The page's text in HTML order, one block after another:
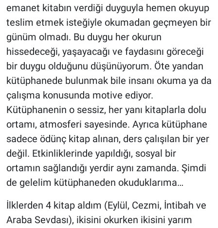
emanet kitabın verdiği duyguyla hemen okuyup
teslim etmek isteğiyle okumadan geçmeyen bir
günüm olmadı. Bu duygu her okurun
hissedeceği, yaşayacağı ve faydasını göreceği
bir duygu olduğunu düşünüyorum. Öte yandan
kütüphanede bulunmak bile insanı okuma ya da
çalışma konusunda motive ediyor.
Kütüphanenin o sessiz, her yanı kitaplarla dolu
ortamı, atmosferi sayesinde. Ayrıca kütüphane
sadece ödünç kitap alınan, ders çalışılan bir yer
değil. Etkinliklerinde yapıldığı, sosyal bir
ortamın sağlandığı yerdir aynı zamanda. Şimdi
de gelelim kütüphaneden okuduklarıma…
İlklerden 4 kitap aldım (Eylül, Cezmi, İntibah ve
Araba Sevdası), ikisini okurken ikisini yarım